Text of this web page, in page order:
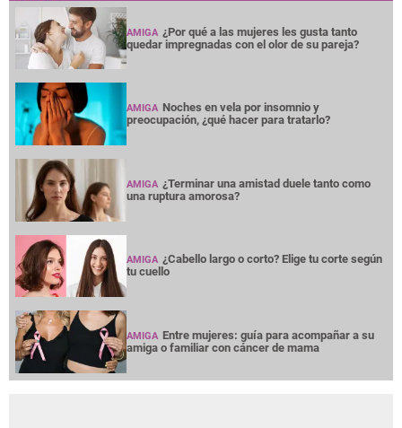
AMIGA ¿Por qué a las mujeres les gusta tanto
quedar impregnadas con el olor de su pareja?
AMIGA Noches en vela por insomnio y
preocupación, ¿qué hacer para tratarlo?
AMIGA ¿Terminar una amistad duele tanto como
una ruptura amorosa?
AMIGA ¿Cabello largo o corto? Elige tu corte según
tu cuello
AMIGA Entre mujeres: guía para acompañar a su
amiga o familiar con cáncer de mama